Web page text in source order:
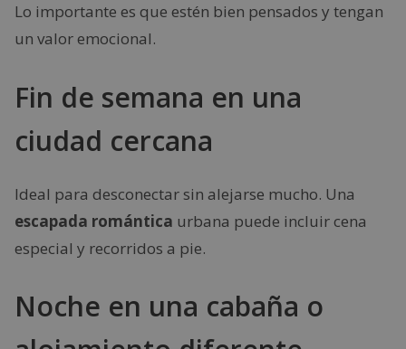
Lo importante es que estén bien pensados y tengan
un valor emocional.
Fin de semana en una
ciudad cercana
Ideal para desconectar sin alejarse mucho. Una
escapada romántica urbana puede incluir cena
especial y recorridos a pie.
Noche en una cabaña o